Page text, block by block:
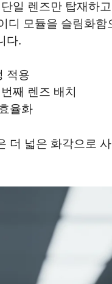
일 렌즈만 탑재하
디 모듈을 슬림화
다.
적용
째 렌즈 배치
율화
더 넓은 화각으로